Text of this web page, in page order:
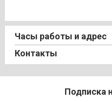
Часы работы и адрес
Контакты
Подписка